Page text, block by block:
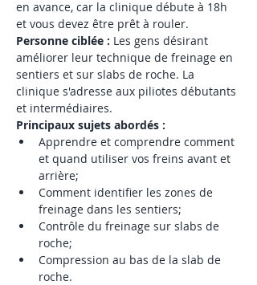
en avance, car la clinique débute à 18h
et vous devez être prêt à rouler.
Personne ciblée : Les gens désirant
améliorer leur technique de freinage en
sentiers et sur slabs de roche. La
clinique s'adresse aux piliotes débutants
et intermédiaires.
Principaux sujets abordés :
Apprendre et comprendre comment
et quand utiliser vos freins avant et
arrière;
Comment identifier les zones de
freinage dans les sentiers;
Contrôle du freinage sur slabs de
roche;
Compression au bas de la slab de
roche.